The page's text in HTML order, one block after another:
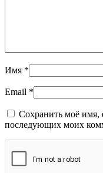
Имя *
Email *
Сохранить моё имя,
последующих моих